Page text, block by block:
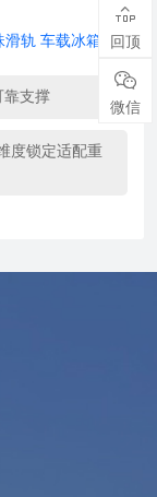
滑轨 车载冰箱托
靠支撑
度锁定适配重

回顶

微信